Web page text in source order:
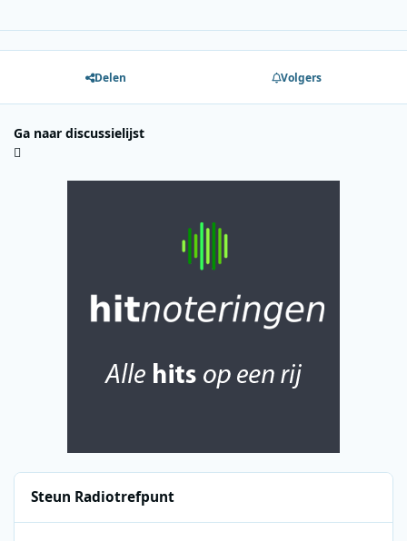
Delen Volgers
Ga naar discussielijst
Steun Radiotrefpunt